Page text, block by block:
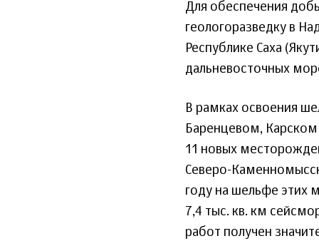
Для обеспечения
геологоразведку в
Республике Саха
дальневосточных
В рамках освоения
Баренцевом,
11 новых
Северо-
году на шельфе этих
7,4 тыс. кв. км
работ получен